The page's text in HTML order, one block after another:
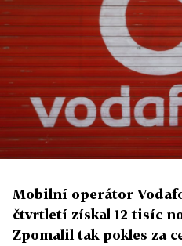
Mobilní operátor
čtvrtletí získal 12 tisíc
Zpomalil tak pokles za